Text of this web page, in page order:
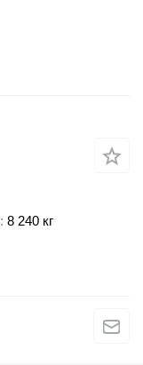
8 240 кг